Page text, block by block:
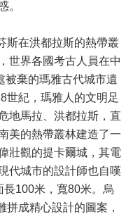
。
在洪都拉斯的熱帶叢
世界各國考古人員在中
被棄的瑪雅古代城市遺
世紀，瑪雅人的文明足
地馬拉、洪都拉斯，直
美的熱帶叢林建造了一
壯觀的提卡爾城，其電
代城市的設計師也自嘆
100米，寬80米。烏
成精心設計的圖案，